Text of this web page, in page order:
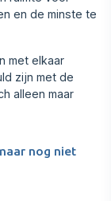
en de minste te
met elkaar
zijn met de
alleen maar
nog niet